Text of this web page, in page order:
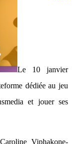
Le 10 janvier
dédiée au jeu
et jouer ses
Viphakone-